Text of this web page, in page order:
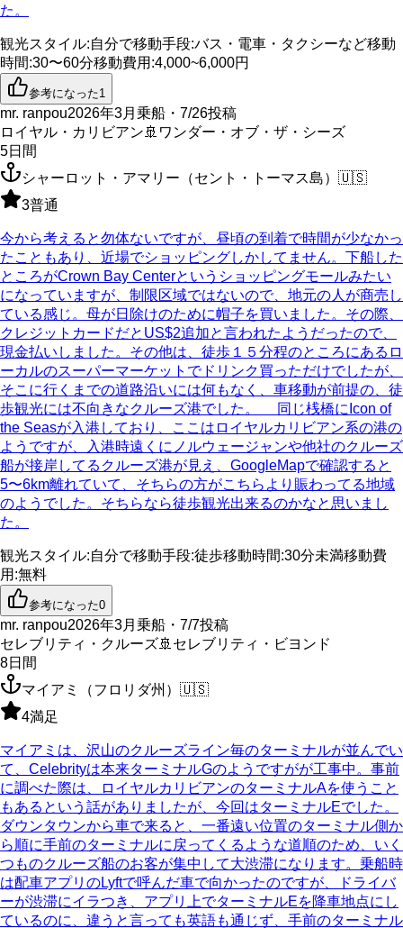
た。
観光スタイル:自分で移動手段:バス・電車・タクシーなど移動
時間:30〜60分移動費用 :4,000~6,000円
参考になった1
mr. ranpou2026年3月乗船・7/26投稿
ロイヤル・カリビアン 🚢 ワンダー・オブ・ザ・シーズ
5日間
シャーロット・アマリー（セント・トーマス島） 🇺🇸
3普通
今から考えると勿体ないですが、昼頃の到着で時間が少なかっ
たこともあり、近場でショッピングしかしてません。下船した
ところがCrown Bay Centerというショッピングモールみたい
になっていますが、制限区域ではないので、地元の人が商売し
ている感じ。母が日除けのために帽子を買いました。その際、
クレジットカードだとUS$2追加と言われたようだったので、
現金払いしました。その他は、徒歩１５分程のところにあるロ
ーカルのスーパーマーケットでドリンク買っただけでしたが、
そこに行くまでの道路沿いには何もなく、車移動が前提の、徒
歩観光には不向きなクルーズ港でした。 同じ桟橋にIcon of
the Seasが入港しており、ここはロイヤルカリビアン系の港の
ようですが、入港時遠くにノルウェージャンや他社のクルーズ
船が接岸してるクルーズ港が見え、GoogleMapで確認すると
5〜6km離れていて、そちらの方がこちらより賑わってる地域
のようでした。そちらなら徒歩観光出来るのかなと思いまし
た。
観光スタイル:自分で移動手段:徒歩移動時間:30分未満移動費
用 :無料
参考になった0
mr. ranpou2026年3月乗船・7/7投稿
セレブリティ・クルーズ🚢 セレブリティ・ビヨンド
8日間
マイアミ（フロリダ州） 🇺🇸
4満足
マイアミは、沢山のクルーズライン毎のターミナルが並んでい
て、Celebrityは本来ターミナルGのようですがが工事中。事前
に調べた際は、ロイヤルカリビアンのターミナルAを使うこと
もあるという話がありましたが、今回はターミナルEでした。
ダウンタウンから車で来ると、一番遠い位置のターミナル側か
ら順に手前のターミナルに戻ってくるような道順のため、いく
つものクルーズ船のお客が集中して大渋滞になります。乗船時
は配車アプリのLyftで呼んだ車で向かったのですが、ドライバ
ーが渋滞にイラつき、アプリ上でターミナルEを降車地点にし
ているのに、違うと言っても英語も通じず、手前のターミナル